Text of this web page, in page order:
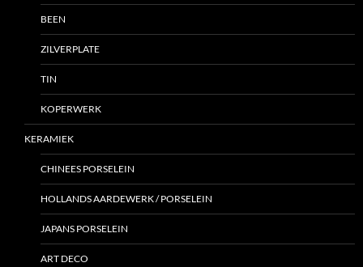
BEEN
ZILVERPLATE
TIN
KOPERWERK
KERAMIEK
CHINEES PORSELEIN
HOLLANDS AARDEWERK / PORSELEIN
JAPANS PORSELEIN
ART DECO